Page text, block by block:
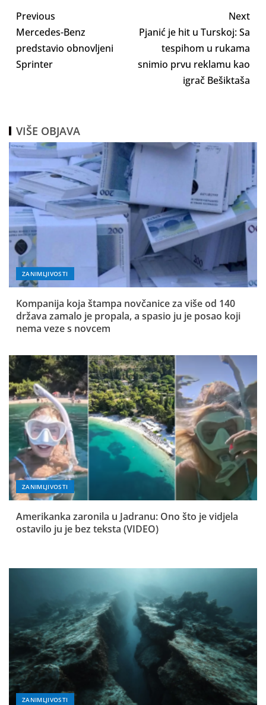
Previous
Mercedes-Benz
predstavio obnovljeni
Sprinter
Next
Pjanić je hit u Turskoj: Sa
tespihom u rukama
snimio prvu reklamu kao
igrač Bešiktaša
VIŠE OBJAVA
ZANIMLJIVOSTI
Kompanija koja štampa novčanice za više od 140
država zamalo je propala, a spasio ju je posao koji
nema veze s novcem
ZANIMLJIVOSTI
Amerikanka zaronila u Jadranu: Ono što je vidjela
ostavilo ju je bez teksta (VIDEO)
ZANIMLJIVOSTI